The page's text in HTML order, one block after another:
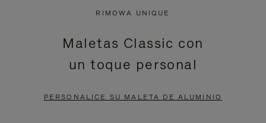
PAUSADO,
PULSE
PARA
ESTÁ
DESACTIVADO:
PULSE
RIMOWA UNIQUE
Maletas Classic con
un toque personal
PERSONALICE SU MALETA DE ALUMINIO